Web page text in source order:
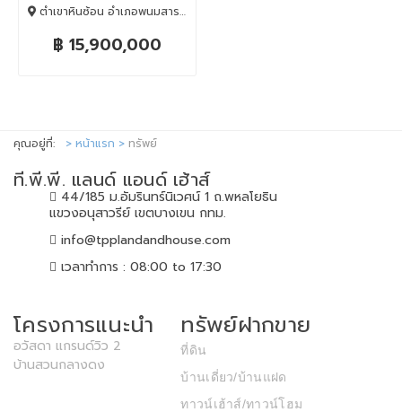
ตำเขาหินซ้อน อำเภอพนมสารคาม, พนมสารคาม, Chachoengsao, 24120
฿ 15,900,000
คุณอยู่ที่: หน้าแรก ทรัพย์
ที.พี.พี. แลนด์ แอนด์ เฮ้าส์
44/185 ม.อัมรินทร์นิเวศน์ 1 ถ.พหลโยธิน
แขวงอนุสาวรีย์ เขตบางเขน กทม.
info@tpplandandhouse.com
เวลาทำการ : 08:00 to 17:30
โครงการแนะนำ
อวัสดา แกรนด์วิว 2
บ้านสวนกลางดง
ทรัพย์ฝากขาย
ที่ดิน
บ้านเดี่ยว/บ้านแฝด
ทาวน์เฮ้าส์/ทาวน์โฮม